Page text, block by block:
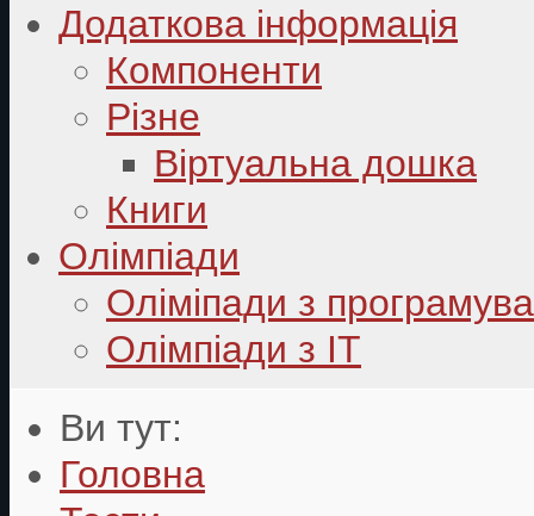
Додаткова інформація
Компоненти
Різне
Віртуальна дошка
Книги
Олімпіади
Оліміпади з
Олімпіади з ІТ
Ви тут:
Головна